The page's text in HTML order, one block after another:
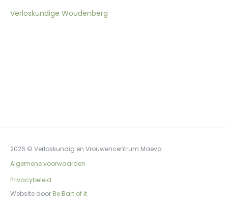
Verloskundige Woudenberg
2026 © Verloskundig en Vrouwencentrum Maeva
Algemene voorwaarden
Privacybeleid
Website door Be Bart of it